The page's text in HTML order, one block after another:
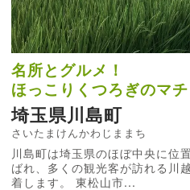
名所とグルメ！
ほっこりくつろぎのマチ
埼玉県川島町
さいたまけんかわじままち
川島町は埼玉県のほぼ中央に位
ばれ、多くの観光客が訪れる川
着します。 東松山市...